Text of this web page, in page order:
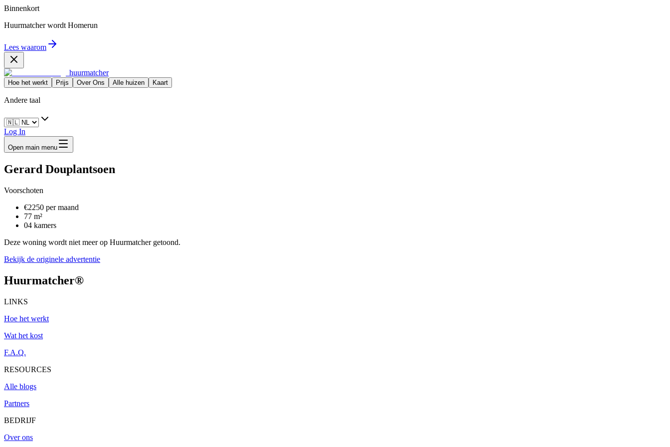
Binnenkort
Huurmatcher wordt Homerun
Lees waarom
huurmatcher
Hoe het werkt Prijs Over Ons Alle huizen Kaart
Andere taal
Log In
Open main menu
Gerard Douplantsoen
Voorschoten
€2250 per maand
77 m²
04 kamers
Deze woning wordt niet meer op Huurmatcher getoond.
Bekijk de originele advertentie
Huurmatcher®
LINKS
Hoe het werkt
Wat het kost
F.A.Q.
RESOURCES
Alle blogs
Partners
BEDRIJF
Over ons